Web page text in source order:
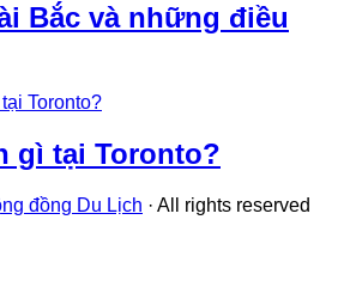
Bắc và những điều
gì tại Toronto?
đồng Du Lịch · All rights reserved